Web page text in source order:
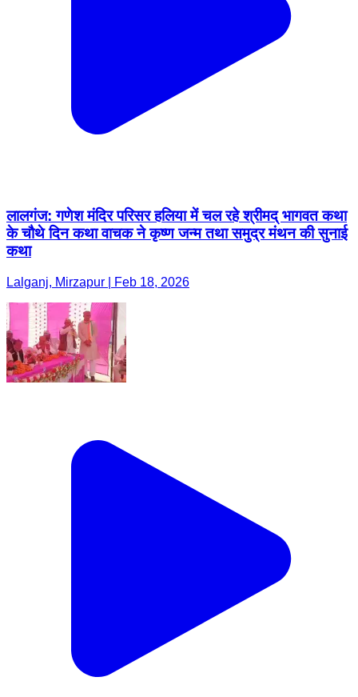
लालगंज: गणेश मंदिर परिसर हलिया में चल रहे श्रीमद् भागवत कथा
के चौथे दिन कथा वाचक ने कृष्ण जन्म तथा समुद्र मंथन की सुनाई
कथा
Lalganj, Mirzapur | Feb 18, 2026